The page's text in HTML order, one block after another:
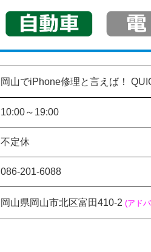
岡山でiPhone修理と言えば！
10:00～19:00
不定休
086-201-6088
岡山県岡山市北区富田410-2 (アド